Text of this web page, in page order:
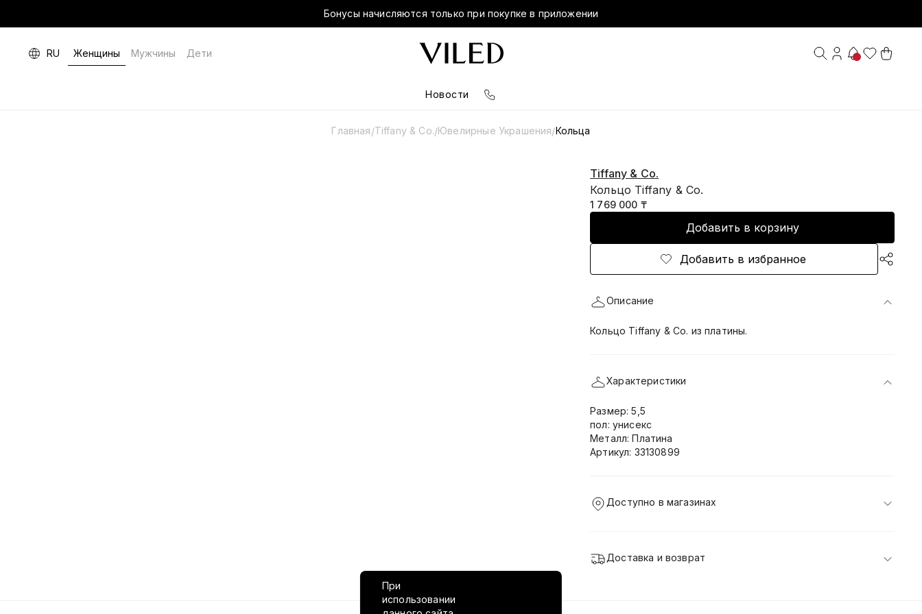
Бонусы начисляются только при покупке в приложении
RU Женщины Мужчины Дети
Новости
Главная/Tiffany & Co./Ювелирные Украшения/Кольца
Tiffany & Co.
Кольцо Tiffany & Co.
1 769 000 ₸
Добавить в корзину
Добавить в избранное
Описание
Кольцо Tiffany & Co. из платины.
Характеристики
Размер: 5,5
пол: унисекс
Металл: Платина
Артикул: 33130899
Доступно в магазинах
Доставка и возврат
При
использовании